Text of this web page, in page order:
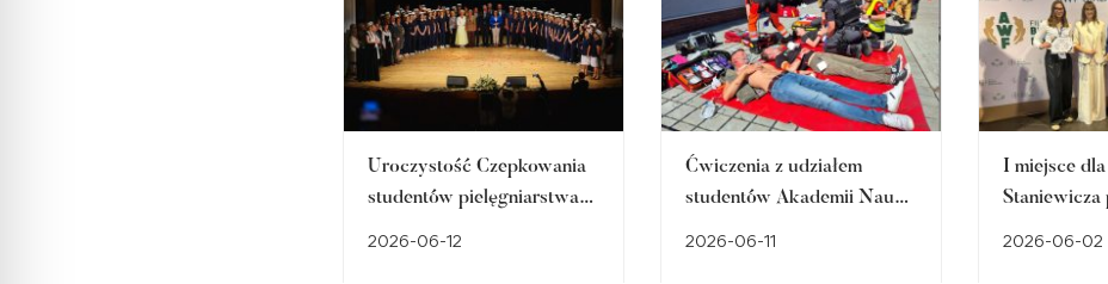
Uroczystość Czepkowania
studentów pielęgniarstwa
2026-06-12
Ćwiczenia z udziałem
studentów Akademii Nauk
2026-06-11
I miejsce
Staniewicza
2026-06-02